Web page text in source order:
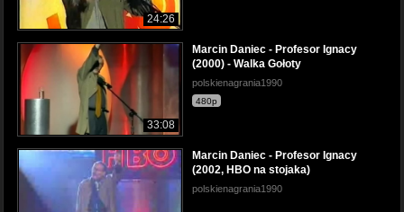
24:26
33:08
Marcin Daniec - Profesor Ignacy
(2000) - Walka Gołoty
polskienagrania1990
480p
Marcin Daniec - Profesor Ignacy
(2002, HBO na stojaka)
polskienagrania1990